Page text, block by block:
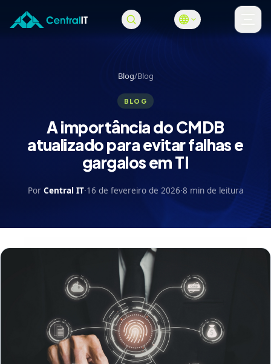
Pular para o conteúdo principal
Blog/Blog
BLOG
A importância do CMDB
atualizado para evitar falhas e
gargalos em TI
Por Central IT·16 de fevereiro de 2026·8 min de leitura